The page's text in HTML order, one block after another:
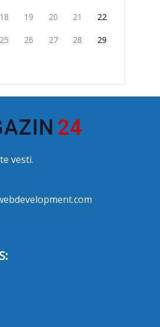
18 19 20 21 22
25 26 27 28 29
vesti.